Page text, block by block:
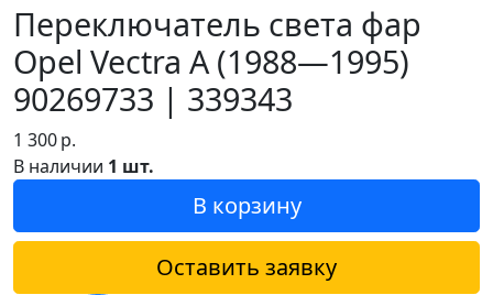
Переключатель света фар
Opel Vectra A (1988—1995)
90269733 | 339343
1 300р.
В наличии 1 шт.
В корзину
Оставить заявку